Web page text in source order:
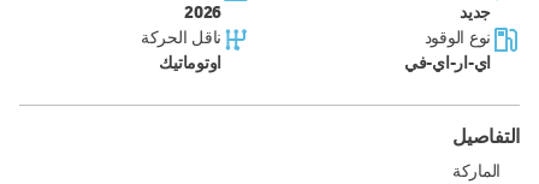
جديد 2026
نوع الوقود
اي-ار-اي-في
ناقل الحركة
اوتوماتيك
التفاصيل
الماركة